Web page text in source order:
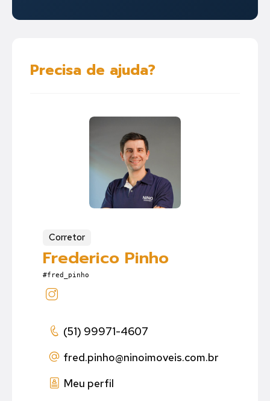
Precisa de ajuda?
Corretor
Frederico Pinho
#fred_pinho
(51) 99971-4607
fred.pinho@ninoimoveis.com.br
Meu perfil